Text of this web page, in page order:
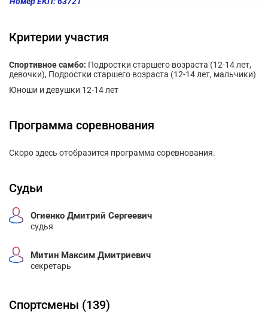
Критерии участия
Спортивное самбо: Подростки старшего возраста (12-14 лет,
девочки), Подростки старшего возраста (12-14 лет, мальчики)
Юноши и девушки 12-14 лет
Программа соревнования
Скоро здесь отобразится программа соревнования.
Судьи
Огиенко Дмитрий Сергеевич
судья
Митин Максим Дмитриевич
секретарь
Спортсмены (139)